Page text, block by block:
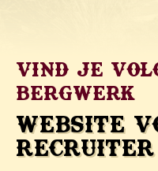
Vind je
Bergwerk
Website
recruiter